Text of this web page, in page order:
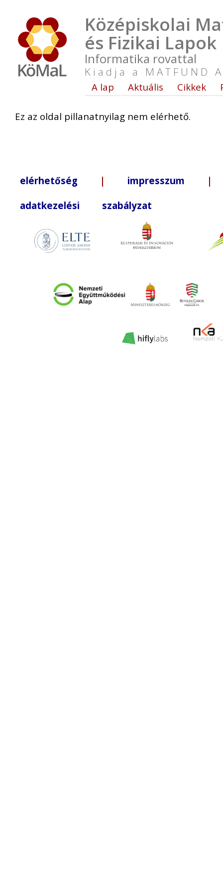
Középiskolai
és Fizikai Lapok
Informatika rovattal
Kiadja a MATFUND
A lap Aktuális Cikkek
Ez az oldal pillanatnyilag nem elérhető.
elérhetőség | impresszum |
adatkezelési szabályzat